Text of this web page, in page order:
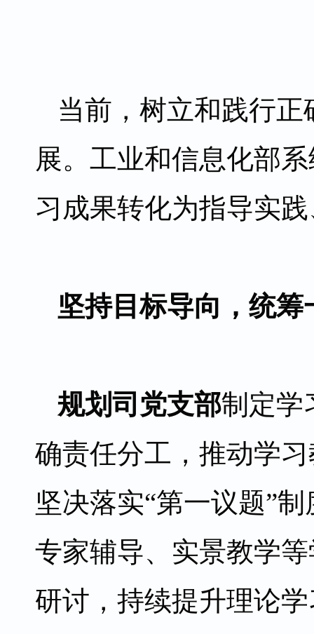
当前，树立和践行
展。工业和信息化部
习成果转化为指导实
坚持目标导向，统筹
规划司党支部制定学
确责任分工，推动学
坚决落实“第一议题”
专家辅导、实景教学
研讨，持续提升理论